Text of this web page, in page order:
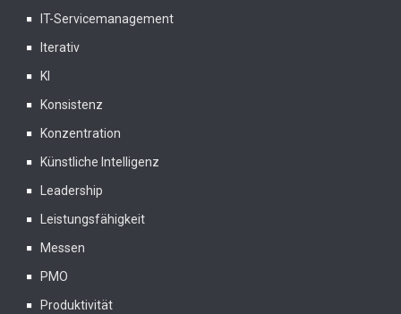
IT-Servicemanagement
Iterativ
KI
Konsistenz
Konzentration
Künstliche Intelligenz
Leadership
Leistungsfähigkeit
Messen
PMO
Produktivität